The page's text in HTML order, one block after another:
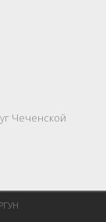
Чеченской